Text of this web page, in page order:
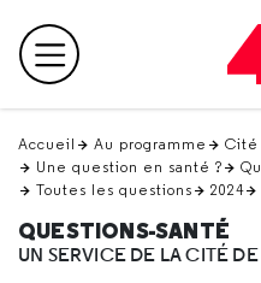
en
haut Menu principal
Accueil Au programme
Cité
Une question en santé ?
Toutes les questions
2024
QUESTIONS-SANTÉ
UN SERVICE DE LA CITÉ